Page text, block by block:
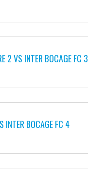
2 VS INTER BOCAGE FC 3
INTER BOCAGE FC 4